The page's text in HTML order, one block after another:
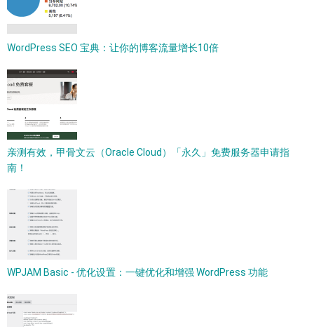
WordPress SEO 宝典：让你的博客流量增长10倍
亲测有效，甲骨文云（Oracle Cloud）「永久」免费服务器申请指
南！
WPJAM Basic - 优化设置：一键优化和增强 WordPress 功能